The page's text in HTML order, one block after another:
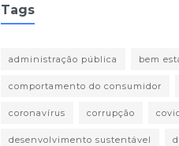
Tags
administração pública bem
comportamento do consumidor
coronavírus corrupção
desenvolvimento sustentável